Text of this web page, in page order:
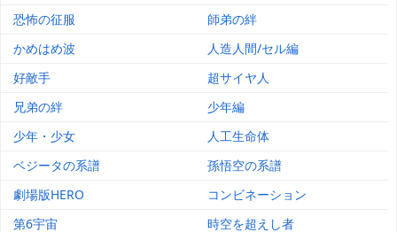
恐怖の征服
師弟の絆
かめはめ波
人造人間/セル編
好敵手
超サイヤ人
兄弟の絆
少年編
少年・少女
人工生命体
ベジータの系譜
孫悟空の系譜
劇場版HERO
コンビネーション
第6宇宙
時空を超えし者